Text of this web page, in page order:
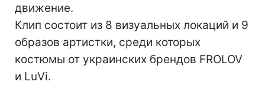
движение.
Клип состоит из 8 визуальных локаций и 9
образов артистки, среди которых
костюмы от украинских брендов FROLOV
и LuVi.